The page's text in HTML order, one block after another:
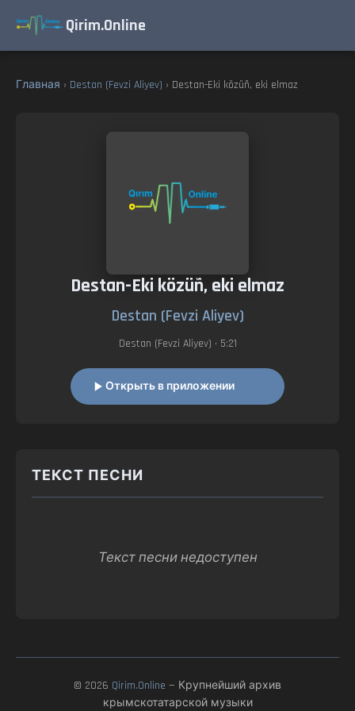
Qirim.Online
Главная › Destan (Fevzi Aliyev) › Destan-Eki közüñ, eki elmaz
Destan-Eki közüñ, eki elmaz
Destan (Fevzi Aliyev)
Destan (Fevzi Aliyev) • 5:21
Открыть в приложении
ТЕКСТ ПЕСНИ
Текст песни недоступен
© 2026 Qirim.Online — Крупнейший архив
крымскотатарской музыки